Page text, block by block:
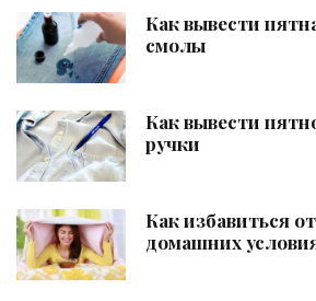
Как вывести
смолы
Как вывести
ручки
Как избавиться
домашних